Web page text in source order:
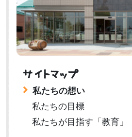
サイトマップ
私たちの想い
私たちの目標
私たちが目指す「教育」